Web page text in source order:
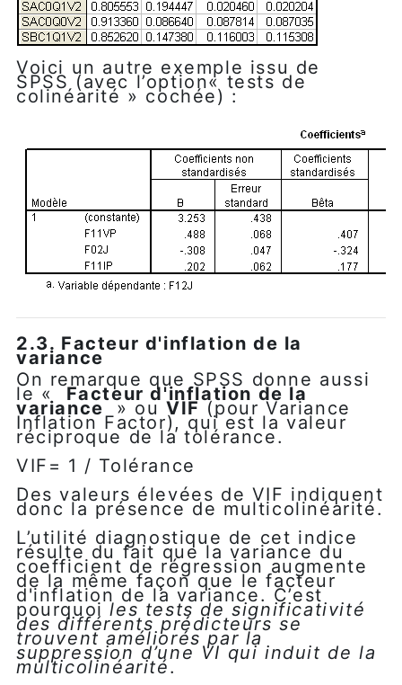
Voici un autre exemple issu de
SPSS (avec l’option« tests de
colinéarité » cochée) :
2.3. Facteur d'inflation de la
variance
On remarque que SPSS donne aussi
le «Facteur d'inflation de la
variance » ouVIF (pour Variance
Inflation Factor), qui est la valeur
réciproque de la tolérance.
VIF= 1 / Tolérance
Des valeurs élevées de VIF indiquent
donc la présence de multicolinéarité.
L’utilité diagnostique de cet indice
résulte du fait que la variance du
coefficient de régression augmente
de la même façon que le facteur
d'inflation de la variance. C’est
pourquoiles tests de significativité
des différents prédicteurs se
trouvent améliorés par la
suppression d’une VI qui induit de la
multicolinéarité.